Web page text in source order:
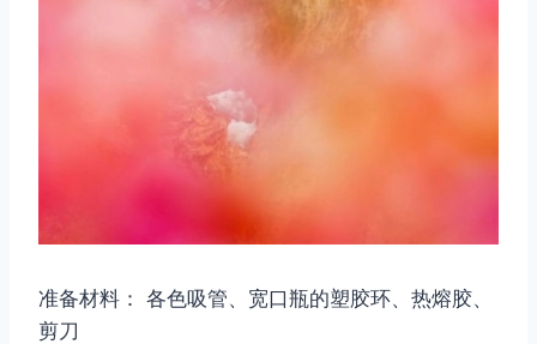
准备材料： 各色吸管、宽口瓶的塑胶环、热熔胶、
剪刀